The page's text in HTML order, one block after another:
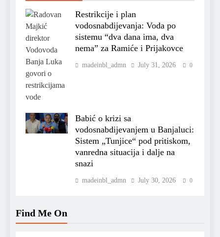
Restrikcije i plan
vodosnabdijevanja: Voda po
sistemu “dva dana ima, dva
nema” za Ramiće i Prijakovce
madeinbl_admn July 31, 2026 0
Babić o krizi sa
vodosnabdijevanjem u Banjaluci:
Sistem „Tunjice“ pod pritiskom,
vanredna situacija i dalje na
snazi
madeinbl_admn July 30, 2026 0
Find Me On